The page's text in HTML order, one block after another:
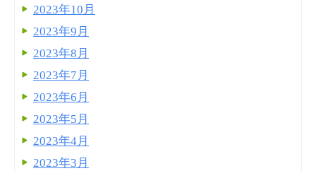
2023年10月
2023年9月
2023年8月
2023年7月
2023年6月
2023年5月
2023年4月
2023年3月